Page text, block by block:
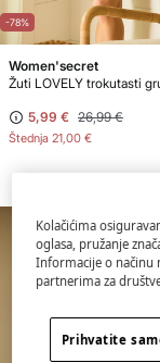
-78%
Women'secret
5,99 € 26,99 €
Štednja 21,00 €
Kolačićima
oglasa, pružanje
Informacije o načinu
partnerima za
Prihvatite